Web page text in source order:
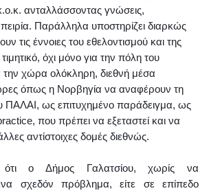
ανταλλάσσοντας γνώσεις,
Παράλληλα υποστηρίζει διαρκώς
τις έννοιες του εθελοντισμού και της
όχι μόνο για την πόλη του
την χώρα ολόκληρη, διεθνή μέσα
όπως η Νορβηγία να αναφέρουν τη
ΠΑΛΑΙ, ως επιτυχημένο παράδειγμα, ως
, που πρέπει να εξεταστεί και να
αντίστοιχες δομές διεθνώς.
ότι ο Δήμος Γαλατσίου, χωρίς να
σχεδόν πρόβλημα, είτε σε επίπεδο